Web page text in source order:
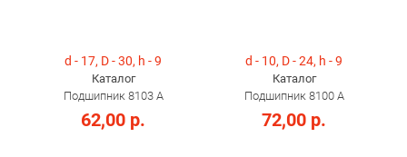
d - 17, D - 30, h - 9
Каталог
Подшипник 8103 А
62,00 р.
d - 10, D - 24, h - 9
Каталог
Подшипник 8100 А
72,00 р.